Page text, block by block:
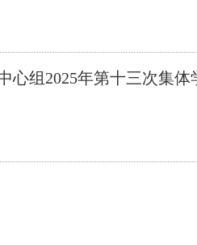
心组2025年第十三次集